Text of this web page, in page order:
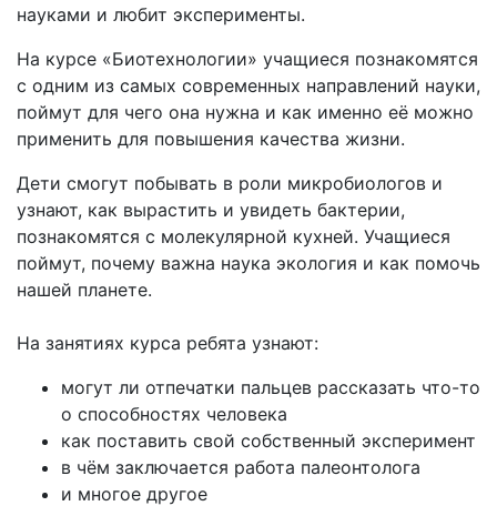
науками и любит эксперименты.
На курсе «Биотехнологии» учащиеся познакомятся
с одним из самых современных направлений науки,
поймут для чего она нужна и как именно её можно
применить для повышения качества жизни.
Дети смогут побывать в роли микробиологов и
узнают, как вырастить и увидеть бактерии,
познакомятся с молекулярной кухней. Учащиеся
поймут, почему важна наука экология и как помочь
нашей планете.
На занятиях курса ребята узнают:
могут ли отпечатки пальцев рассказать что-то
о способностях человека
как поставить свой собственный эксперимент
в чём заключается работа палеонтолога
и многое другое